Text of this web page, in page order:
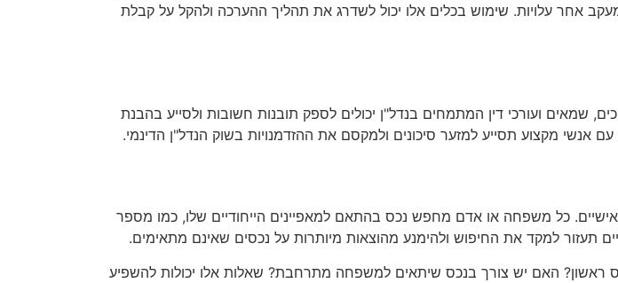
אחר עלויות. שימוש בכלים אלו יכול לשדרג את תהליך ההערכה ולהקל על קבלת
שמאים ועורכי דין המתמחים בנדל"ן יכולים לספק תובנות חשובות ולסייע בהבנת
מקצוע תסייע למזער סיכונים ולמקסם את ההזדמנויות בשוק הנדל"ן הדינמי.
כל משפחה או אדם מחפש נכס בהתאם למאפיינים הייחודיים שלו, כמו מספר
תעזור למקד את החיפוש ולהימנע מהוצאות מיותרות על נכסים שאינם מתאימים.
ראשון? האם יש צורך בנכס שיתאים למשפחה מתרחבת? שאלות אלו יכולות להשפיע